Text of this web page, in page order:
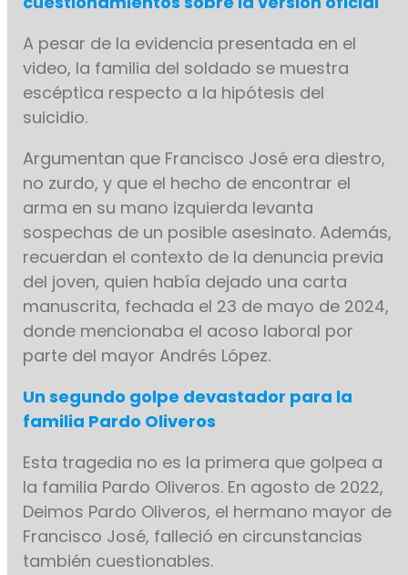
A pesar de la evidencia presentada en el
video, la familia del soldado se muestra
escéptica respecto a la hipótesis del
suicidio.
Argumentan que Francisco José era diestro,
no zurdo, y que el hecho de encontrar el
arma en su mano izquierda levanta
sospechas de un posible asesinato. Además,
recuerdan el contexto de la denuncia previa
del joven, quien había dejado una carta
manuscrita, fechada el 23 de mayo de 2024,
donde mencionaba el acoso laboral por
parte del mayor Andrés López.
Un segundo golpe devastador para la
familia Pardo Oliveros
Esta tragedia no es la primera que golpea a
la familia Pardo Oliveros. En agosto de 2022,
Deimos Pardo Oliveros, el hermano mayor de
Francisco José, falleció en circunstancias
también cuestionables.